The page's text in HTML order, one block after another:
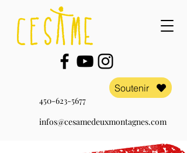
Soutenir
450-623-5677
infos@cesamedeuxmontagnes.com